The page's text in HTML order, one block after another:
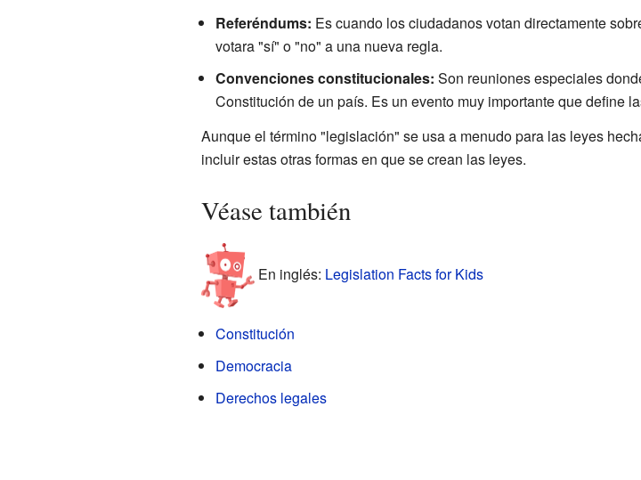
Referéndums: Es cuando los ciudadanos votan directamente
votara "sí" o "no" a una nueva regla.
Convenciones constitucionales: Son reuniones especiales
Constitución de un país. Es un evento muy importante que define
Aunque el término "legislación" se usa a menudo para las leyes
incluir estas otras formas en que se crean las leyes.
Véase también
En inglés: Legislation Facts for Kids
Constitución
Democracia
Derechos legales